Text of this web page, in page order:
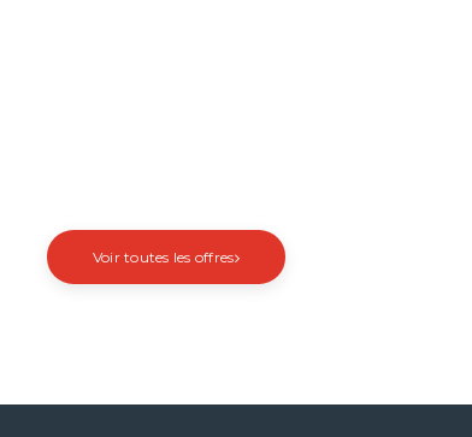
Voir toutes les offres